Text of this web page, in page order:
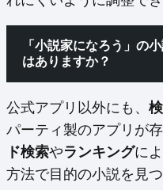
「小説家になろう」の
はありますか？
公式アプリ以外にも、
パーティ製のアプリが
ド検索やランキングに
方法で目的の小説を見